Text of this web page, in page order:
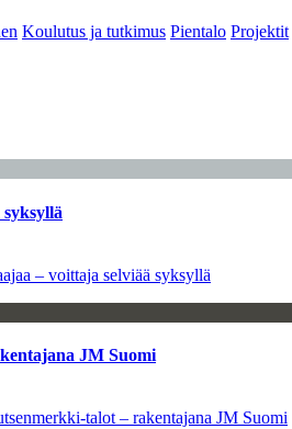
Koulutus ja tutkimus Pientalo Projektit
– voittaja selviää syksyllä
JM Suomi
talot – rakentajana JM Suomi